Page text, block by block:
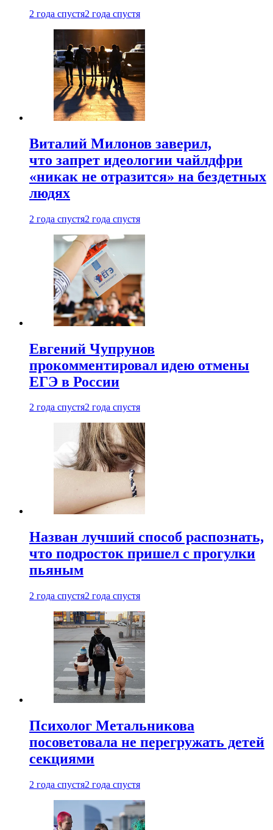
2 года спустя2 года спустя
Виталий Милонов заверил,
что запрет идеологии чайлдфри
«никак не отразится» на бездетных
людях
2 года спустя2 года спустя
Евгений Чупрунов
прокомментировал идею отмены
ЕГЭ в России
2 года спустя2 года спустя
Назван лучший способ распознать,
что подросток пришел с прогулки
пьяным
2 года спустя2 года спустя
Психолог Метальникова
посоветовала не перегружать детей
секциями
2 года спустя2 года спустя